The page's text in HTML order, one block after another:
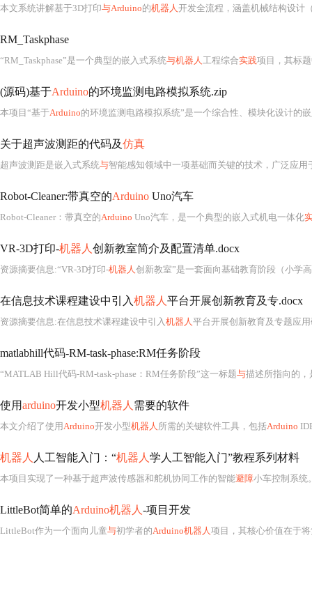
本文系统讲解基于3D打印与Arduino的机器人开发全流程，涵盖机械结构设计
RM_Taskphase
“RM_Taskphase”是一个典型的嵌入式系统与机器人工程综合实践项目，其标
(源码)基于Arduino的环境监测电路模拟系统.zip
本项目“基于Arduino的环境监测电路模拟系统”是一个综合性、模块化设计的
关于超声波测距的代码及仿真
超声波测距是嵌入式系统与智能感知领域中一项基础而关键的技术，广泛应用
Robot-Cleaner:带真空的Arduino Uno汽车
Robot-Cleaner：带真空的Arduino Uno汽车，是一个典型的嵌入式机电一体化
VR-3D打印-机器人 创新教室简介及配置清单.docx
资源摘要信息:“VR-3D打印-机器人创新教室”是一套面向基础教育阶段（小学
在信息技术课程建设中引入机器人 平台开展创新教育及专.docx
资源摘要信息:在信息技术课程建设中引入机器人平台开展创新教育及专题应用研究，是一项立足基础教育
matlabhill代码-RM-task-phase:RM任务阶段
“MATLAB Hill代码-RM-task-phase：RM任务阶段”这一标题与描述所指向的
使用arduino开发小型机器人 需要的软件
本文介绍了使用Arduino开发小型机器人 所需的关键软件工具，包括Arduino
机器人 人工智能入门：“机器人 学人工智能入门”教程系列材料
本项目实现了一种基于超声波传感器和舵机协同工作的智能避障小车控制系统。通过实
LittleBot简单的Arduino机器人 -项目开发
LittleBot作为一个面向儿童与初学者的Arduino机器人项目，其核心价值在于